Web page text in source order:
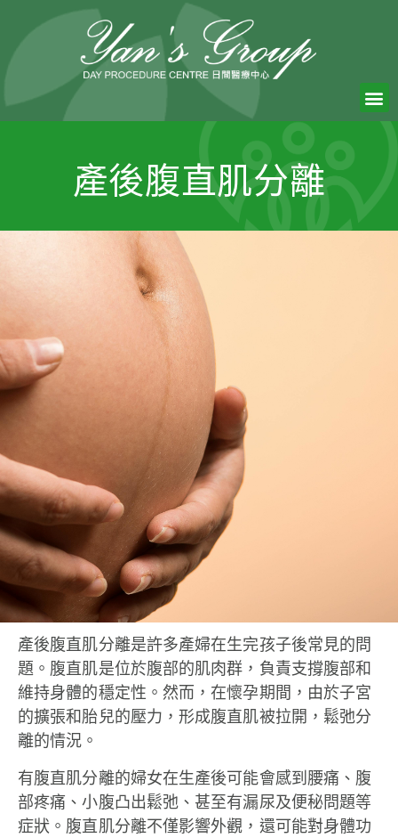
產後腹直肌分離
產後腹直肌分離是許多產婦在生完孩子後常見的問
題。腹直肌是位於腹部的肌肉群，負責支撐腹部和
維持身體的穩定性。然而，在懷孕期間，由於子宮
的擴張和胎兒的壓力，形成腹直肌被拉開，鬆弛分
離的情況。
有腹直肌分離的婦女在生產後可能會感到腰痛、腹
部疼痛、小腹凸出鬆弛、甚至有漏尿及便秘問題等
症狀。腹直肌分離不僅影響外觀，還可能對身體功